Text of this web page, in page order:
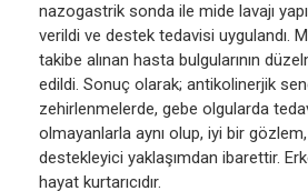
nazogastrik sonda ile mide lavajı
verildi ve destek tedavisi uygulandı.
takibe alınan hasta bulgularının
edildi. Sonuç olarak; antikolinerjik
zehirlenmelerde, gebe olgularda
olmayanlarla aynı olup, iyi bir
destekleyici yaklaşımdan ibarettir.
hayat kurtarıcıdır.